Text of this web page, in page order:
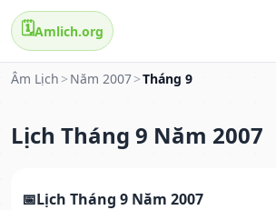
🗓️Amlich.org
Âm Lịch > Năm 2007>Tháng 9
Lịch Tháng 9 Năm 2007
Lịch Tháng 9 Năm 2007